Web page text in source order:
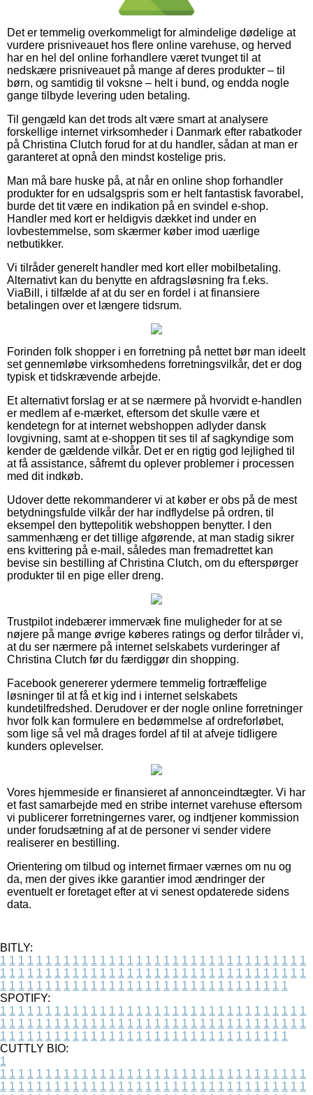
Det er temmelig overkommeligt for almindelige dødelige at
vurdere prisniveauet hos flere online varehuse, og herved
har en hel del online forhandlere været tvunget til at
nedskære prisniveauet på mange af deres produkter – til
børn, og samtidig til voksne – helt i bund, og endda nogle
gange tilbyde levering uden betaling.
Til gengæld kan det trods alt være smart at analysere
forskellige internet virksomheder i Danmark efter rabatkoder
på Christina Clutch forud for at du handler, sådan at man er
garanteret at opnå den mindst kostelige pris.
Man må bare huske på, at når en online shop forhandler
produkter for en udsalgspris som er helt fantastisk favorabel,
burde det tit være en indikation på en svindel e-shop.
Handler med kort er heldigvis dækket ind under en
lovbestemmelse, som skærmer køber imod uærlige
netbutikker.
Vi tilråder generelt handler med kort eller mobilbetaling.
Alternativt kan du benytte en afdragsløsning fra f.eks.
ViaBill, i tilfælde af at du ser en fordel i at finansiere
betalingen over et længere tidsrum.
Forinden folk shopper i en forretning på nettet bør man ideelt
set gennemløbe virksomhedens forretningsvilkår, det er dog
typisk et tidskrævende arbejde.
Et alternativt forslag er at se nærmere på hvorvidt e-handlen
er medlem af e-mærket, eftersom det skulle være et
kendetegn for at internet webshoppen adlyder dansk
lovgivning, samt at e-shoppen tit ses til af sagkyndige som
kender de gældende vilkår. Det er en rigtig god lejlighed til
at få assistance, såfremt du oplever problemer i processen
med dit indkøb.
Udover dette rekommanderer vi at køber er obs på de mest
betydningsfulde vilkår der har indflydelse på ordren, til
eksempel den byttepolitik webshoppen benytter. I den
sammenhæng er det tillige afgørende, at man stadig sikrer
ens kvittering på e-mail, således man fremadrettet kan
bevise sin bestilling af Christina Clutch, om du efterspørger
produkter til en pige eller dreng.
Trustpilot indebærer immervæk fine muligheder for at se
nøjere på mange øvrige køberes ratings og derfor tilråder vi,
at du ser nærmere på internet selskabets vurderinger af
Christina Clutch før du færdiggør din shopping.
Facebook genererer ydermere temmelig fortræffelige
løsninger til at få et kig ind i internet selskabets
kundetilfredshed. Derudover er der nogle online forretninger
hvor folk kan formulere en bedømmelse af ordreforløbet,
som lige så vel må drages fordel af til at afveje tidligere
kunders oplevelser.
Vores hjemmeside er finansieret af annonceindtægter. Vi har
et fast samarbejde med en stribe internet varehuse eftersom
vi publicerer forretningernes varer, og indtjener kommission
under forudsætning af at de personer vi sender videre
realiserer en bestilling.
Orientering om tilbud og internet firmaer værnes om nu og
da, men der gives ikke garantier imod ændringer der
eventuelt er foretaget efter at vi senest opdaterede sidens
data.
BITLY:
1 1 1 1 1 1 1 1 1 1 1 1 1 1 1 1 1 1 1 1 1 1 1 1 1 1 1 1 1 1 1 1 1 1
1 1 1 1 1 1 1 1 1 1 1 1 1 1 1 1 1 1 1 1 1 1 1 1 1 1 1 1 1 1 1 1 1 1
1 1 1 1 1 1 1 1 1 1 1 1 1 1 1 1 1 1 1 1 1 1 1 1 1 1 1 1 1 1 1 1
SPOTIFY:
1 1 1 1 1 1 1 1 1 1 1 1 1 1 1 1 1 1 1 1 1 1 1 1 1 1 1 1 1 1 1 1 1 1
1 1 1 1 1 1 1 1 1 1 1 1 1 1 1 1 1 1 1 1 1 1 1 1 1 1 1 1 1 1 1 1 1 1
1 1 1 1 1 1 1 1 1 1 1 1 1 1 1 1 1 1 1 1 1 1 1 1 1 1 1 1 1 1 1 1
CUTTLY BIO:
1
1 1 1 1 1 1 1 1 1 1 1 1 1 1 1 1 1 1 1 1 1 1 1 1 1 1 1 1 1 1 1 1 1 1
1 1 1 1 1 1 1 1 1 1 1 1 1 1 1 1 1 1 1 1 1 1 1 1 1 1 1 1 1 1 1 1 1 1